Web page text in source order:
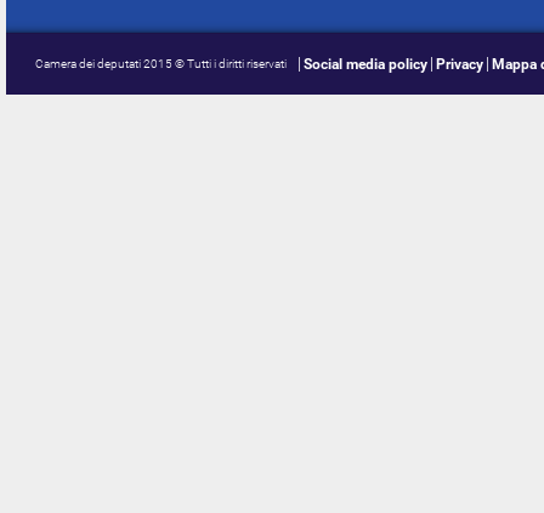
Camera dei deputati 2015 © Tutti i diritti riservati Social media policy Privacy Mappa